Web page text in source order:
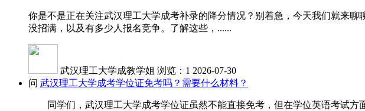
你是不是正在关注武汉理工大学成考补录的降分情况？别着急，今天我们就来
没招满，以及有多少人报名竞争。了解这些，......
武汉理工大学成教学姐 浏览：1 2026-07-30
问 武汉理工大学成考学位证免考吗？需要什么材料？
同学们，武汉理工大学成考学位证虽然不能直接免考，但在学位英语考试方